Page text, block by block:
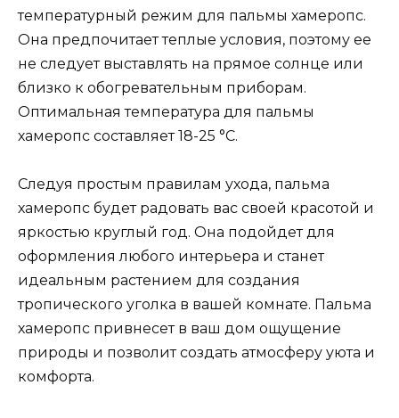
температурный режим для пальмы хамеропс.
Она предпочитает теплые условия, поэтому ее
не следует выставлять на прямое солнце или
близко к обогревательным приборам.
Оптимальная температура для пальмы
хамеропс составляет 18-25 °C.
Следуя простым правилам ухода, пальма
хамеропс будет радовать вас своей красотой и
яркостью круглый год. Она подойдет для
оформления любого интерьера и станет
идеальным растением для создания
тропического уголка в вашей комнате. Пальма
хамеропс привнесет в ваш дом ощущение
природы и позволит создать атмосферу уюта и
комфорта.